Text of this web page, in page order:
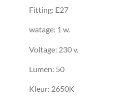
Fitting: E27
watage: 1 w.
Voltage: 230 v.
Lumen: 50
Kleur: 2650K